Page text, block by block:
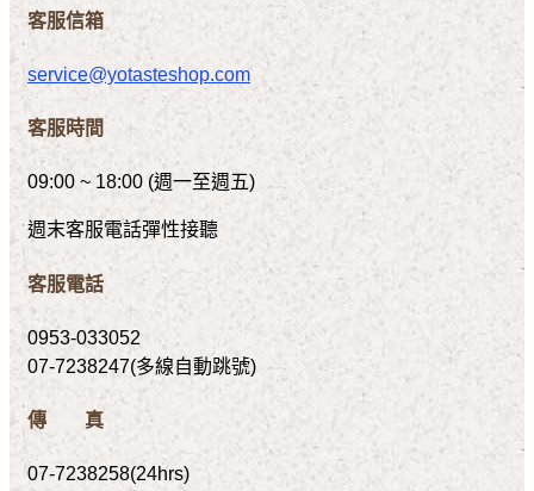
客服信箱
service@yotasteshop.com
客服時間
09:00 ~ 18:00 (週一至週五)
週末客服電話彈性接聽
客服電話
0953-033052
07-7238247(多線自動跳號)
傳 真
07-7238258(24hrs)